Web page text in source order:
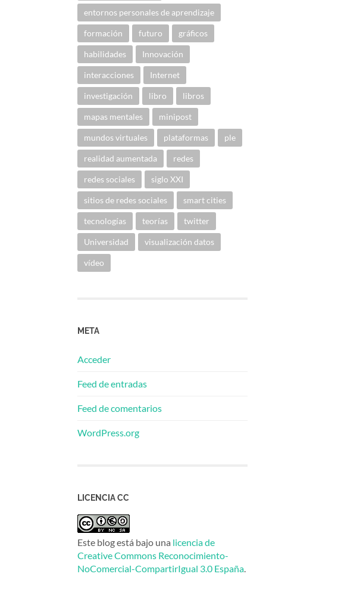
entornos personales de aprendizaje
formación futuro gráficos
habilidades Innovación
interacciones Internet
investigación libro libros
mapas mentales minipost
mundos virtuales plataformas ple
realidad aumentada redes
redes sociales siglo XXI
sitios de redes sociales smart cities
tecnologías teorías twitter
Universidad visualización datos
vídeo
META
Acceder
Feed de entradas
Feed de comentarios
WordPress.org
LICENCIA CC
Este blog está bajo una licencia de
Creative Commons Reconocimiento-
NoComercial-CompartirIgual 3.0 España.